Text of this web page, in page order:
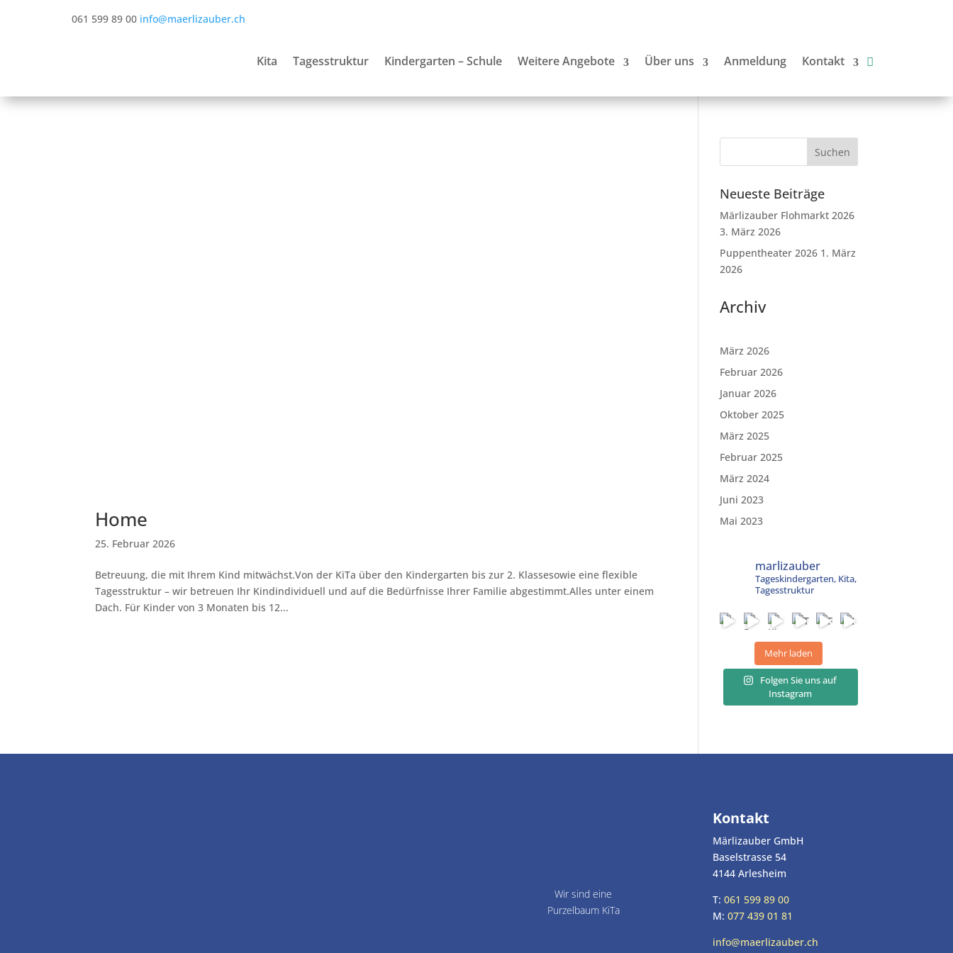
061 599 89 00 info@maerlizauber.ch
Kita Tagesstruktur Kindergarten – Schule Weitere Angebote Über uns Anmeldung Kontakt
Home
25. Februar 2026
Betreuung, die mit Ihrem Kind mitwächst.Von der KiTa über den Kindergarten bis zur 2. Klassesowie eine flexible
Tagesstruktur – wir betreuen Ihr Kindindividuell und auf die Bedürfnisse Ihrer Familie abgestimmt.Alles unter einem
Dach. Für Kinder von 3 Monaten bis 12...
Neueste Beiträge
Märlizauber Flohmarkt 2026
3. März 2026
Puppentheater 2026 1. März
2026
Archiv
März 2026
Februar 2026
Januar 2026
Oktober 2025
März 2025
Februar 2025
März 2024
Juni 2023
Mai 2023
marlizauber
Tageskindergarten, Kita,
Tagesstruktur
Mehr laden
Folgen Sie uns auf
Instagram
Wir sind eine
Purzelbaum KiTa
Kontakt
Märlizauber GmbH
Baselstrasse 54
4144 Arlesheim
T: 061 599 89 00
M: 077 439 01 81
info@maerlizauber.ch